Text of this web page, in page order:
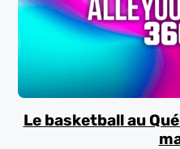
Le basketball au